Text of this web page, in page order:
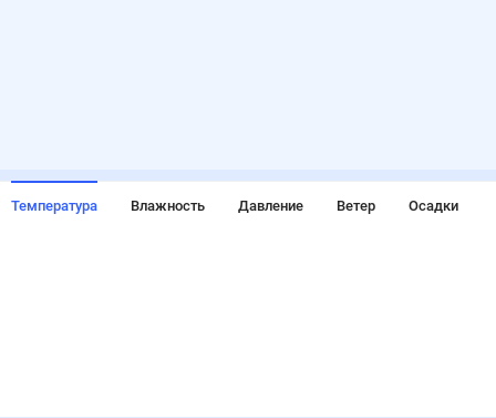
Температура Влажность Давление Ветер Осадки